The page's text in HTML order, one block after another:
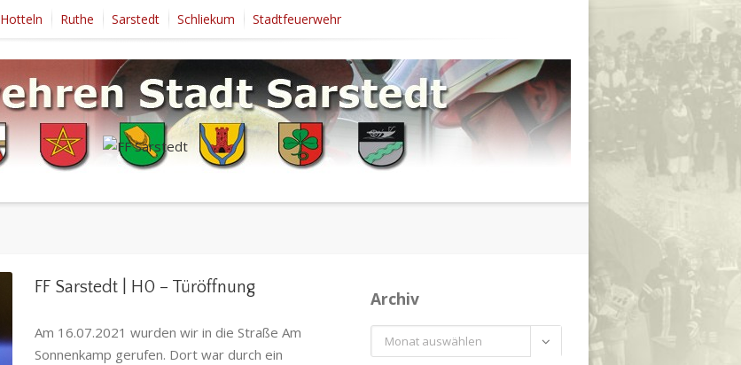
Hotteln Ruthe Sarstedt Schliekum Stadtfeuerwehr
FF Sarstedt | H0 – Türöffnung
Am 16.07.2021 wurden wir in die Straße Am
Sonnenkamp gerufen. Dort war durch ein
Archiv
Archiv 